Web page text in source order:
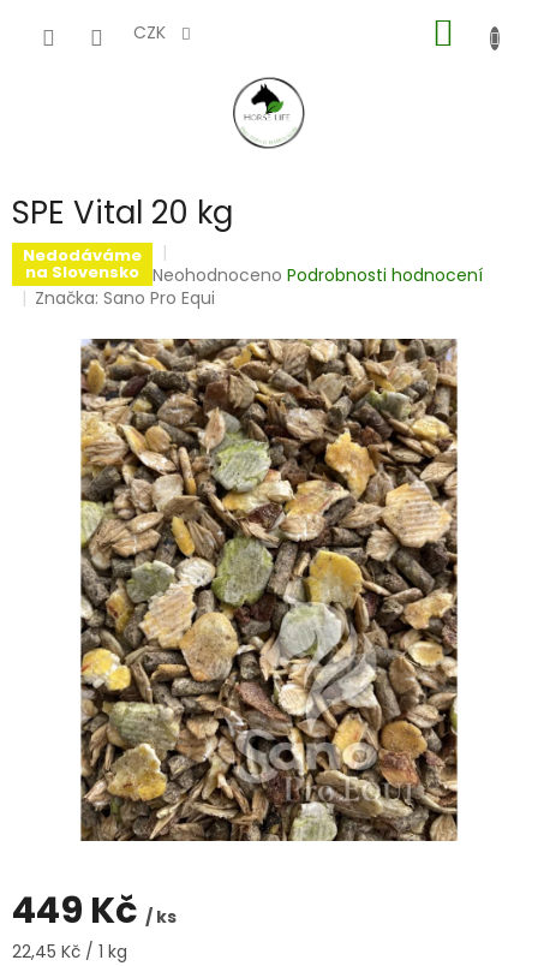
CZK
KOŠÍK
SPE Vital 20 kg
Nedodáváme
na Slovensko Průměrné
hodnocení
je
0,0
z
5
hvězdiček.
Neohodnoceno Podrobnosti hodnocení
Značka:Sano Pro Equi
449 Kč / ks
Měrná
22,45 Kč / 1 kg